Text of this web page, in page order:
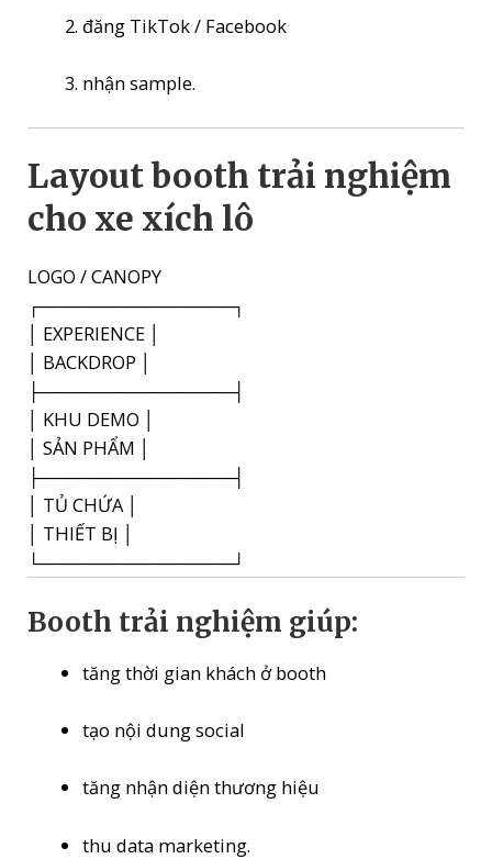
đăng TikTok / Facebook
nhận sample.
Layout booth trải nghiệm
cho xe xích lô
LOGO / CANOPY
┌────────────────┐
│ EXPERIENCE │
│ BACKDROP │
├────────────────┤
│ KHU DEMO │
│ SẢN PHẨM │
├────────────────┤
│ TỦ CHỨA │
│ THIẾT BỊ │
└────────────────┘
Booth trải nghiệm giúp:
tăng thời gian khách ở booth
tạo nội dung social
tăng nhận diện thương hiệu
thu data marketing.